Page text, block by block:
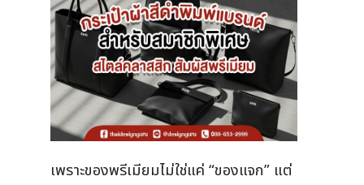
เพราะของพรีเมียมไม่ใช่แค่ “ของแจก” แต่